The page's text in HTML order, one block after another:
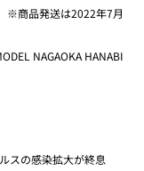
※商品発送は2022年7月
NAGAOKA HANABI
スの感染拡大が終息